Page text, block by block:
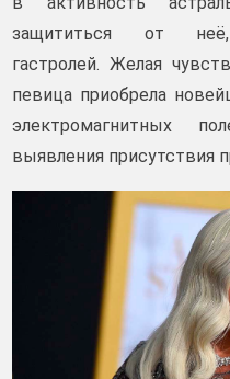
защититься от
гастролей. Желая
певица приобрела
электромагнитных
выявления присутствия